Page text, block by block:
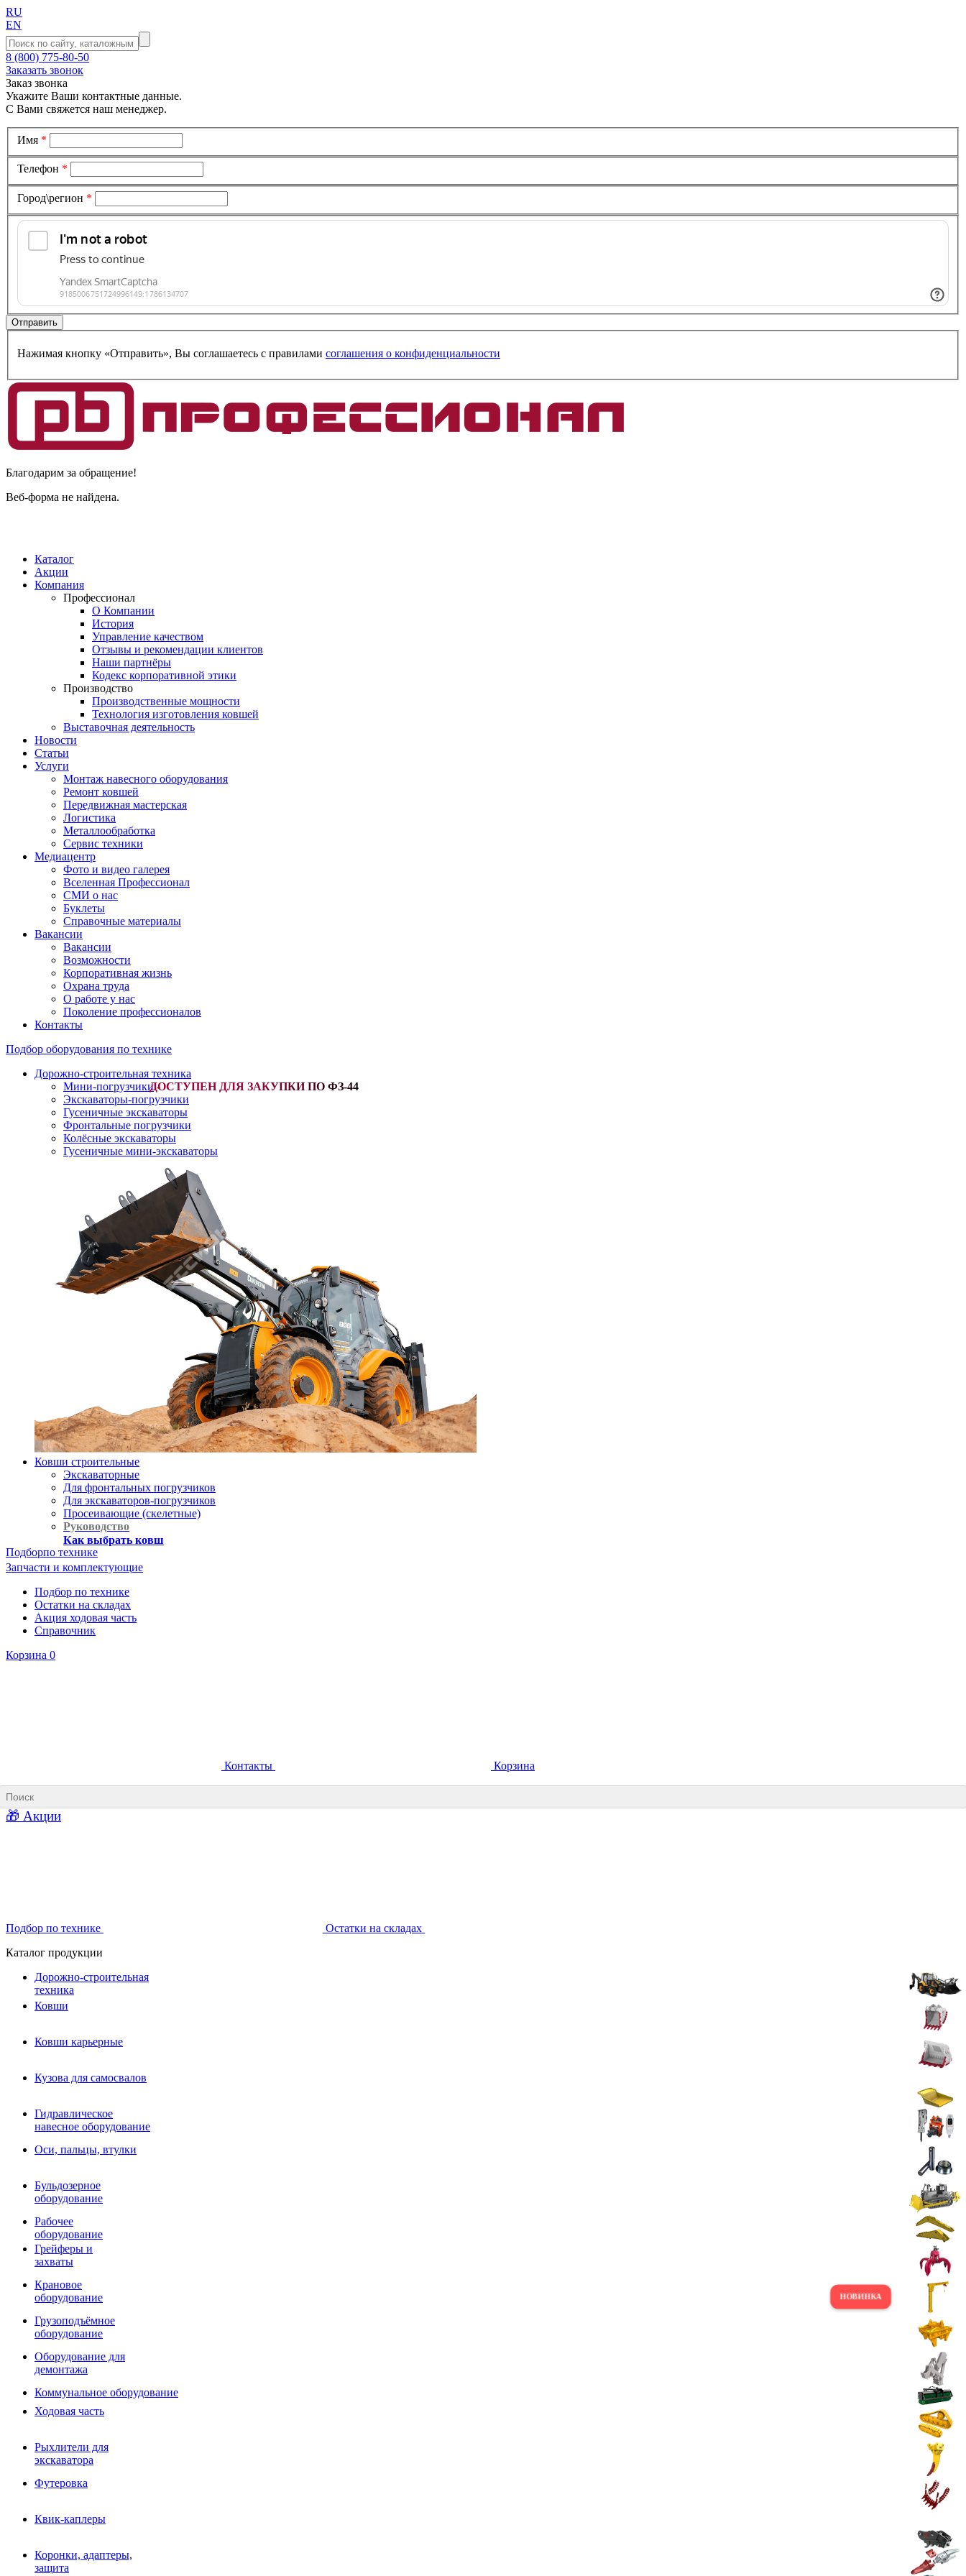
RU
EN
8 (800) 775-80-50
Заказать звонок
Заказ звонка
Укажите Ваши контактные данные.
С Вами свяжется наш менеджер.
Имя *
Телефон *
Город\регион *
Нажимая кнопку «Отправить», Вы соглашаетесь c правилами соглашения о конфиденциальности
Благодарим за обращение!
Веб-форма не найдена.
Каталог
Акции
Компания
Профессионал
О Компании
История
Управление качеством
Отзывы и рекомендации клиентов
Наши партнёры
Кодекс корпоративной этики
Производство
Производственные мощности
Технология изготовления ковшей
Выставочная деятельность
Новости
Статьи
Услуги
Монтаж навесного оборудования
Ремонт ковшей
Передвижная мастерская
Логистика
Металлообработка
Сервис техники
Медиацентр
Фото и видео галерея
Вселенная Профессионал
СМИ о нас
Буклеты
Справочные материалы
Вакансии
Вакансии
Возможности
Корпоративная жизнь
Охрана труда
О работе у нас
Поколение профессионалов
Контакты
Подбор оборудования по технике
Дорожно-строительная техника
Мини-погрузчики-
Экскаваторы-погрузчики
Гусеничные экскаваторы
Фронтальные погрузчики
Колёсные экскаваторы
Гусеничные мини-экскаваторы
Ковши строительные
Экскаваторные
Для фронтальных погрузчиков
Для экскаваторов-погрузчиков
Просеивающие (скелетные)
Руководство
Как выбрать ковш
Ковши для фронтальных погрузчиков
Гидравлическое навесное
оборудование
Гидробуры и шнеки
Вибротрамбовки
Навесные дорожные фрезы
Виброрипперы
Ковши дробильные щековые
Ковши дробильные роторные
Сортировочные ковши барабанные
Сортировочные ковши вальцовые
Фрезы роторные
Фрезы дисковые
Траншеекопатели
Просеивающие ковши для фронтальных погрузчиков
Распределители асфальта
Переходные плиты
Гидроразводка
РВД
Сваерезки
Как выбрать гидромолот
Подборпо технике
Запчасти и комплектующие
Подбор по технике
Остатки на складах
Акция ходовая часть
Справочник
Корзина 0
Контакты Корзина
🎁 Акции
Подбор по технике
Остатки на складах
Каталог продукции
Дорожно-строительная
техника
Ковши
Ковши карьерные
Кузова для самосвалов
Гидравлическое
навесное оборудование
Оси, пальцы, втулки
Бульдозерное
оборудование
Рабочее
оборудование
Грейферы и
захваты
Крановое
оборудование
Грузоподъёмное
оборудование
Оборудование для
демонтажа
Коммунальное оборудование
Ходовая часть
Рыхлители для
экскаватора
Футеровка
Квик-каплеры
Коронки, адаптеры,
защита